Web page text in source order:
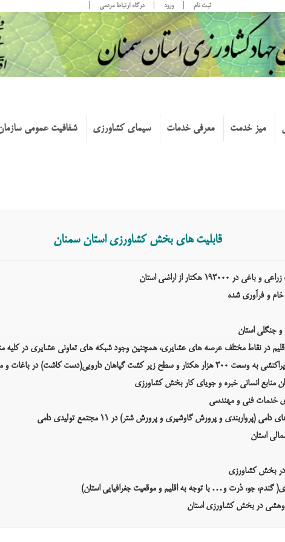
ثبت نام ورود درگاه ارتباط مردمی
میز خدمت معرفی خدمات سیمای کشاورزی شفافیت عمومی
قابلیت های بخش کشاورزی استان سمنان
هکتار از اراضی استان
و فرآوری شده
جنگلی استان
در نقاط مختلف عرصه های عشایری، همچنین وجود شبکه های تعاونی عشایری در کلیه
مزارع در سطح ۱۰۲۱ هکتار با تنوع ۲۵ گونه
خدمات فنی و مهندسی
و پرورش گاوشیری و پرورش شتر) در ۱۱ مجتمع تولیدی دامی
استان
در بخش کشاورزی
جو، ذرت و… با توجه به اقلیم و موقعیت جغرافیایی استان)